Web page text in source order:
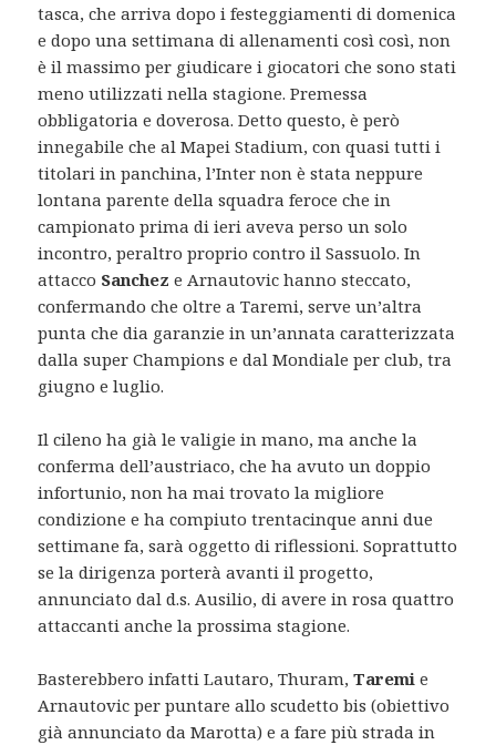
tasca, che arriva dopo i festeggiamenti di domenica
e dopo una settimana di allenamenti così così, non
è il massimo per giudicare i giocatori che sono stati
meno utilizzati nella stagione. Premessa
obbligatoria e doverosa. Detto questo, è però
innegabile che al Mapei Stadium, con quasi tutti i
titolari in panchina, l’Inter non è stata neppure
lontana parente della squadra feroce che in
campionato prima di ieri aveva perso un solo
incontro, peraltro proprio contro il Sassuolo. In
attacco Sanchez e Arnautovic hanno steccato,
confermando che oltre a Taremi, serve un’altra
punta che dia garanzie in un’annata caratterizzata
dalla super Champions e dal Mondiale per club, tra
giugno e luglio.
Il cileno ha già le valigie in mano, ma anche la
conferma dell’austriaco, che ha avuto un doppio
infortunio, non ha mai trovato la migliore
condizione e ha compiuto trentacinque anni due
settimane fa, sarà oggetto di riflessioni. Soprattutto
se la dirigenza porterà avanti il progetto,
annunciato dal d.s. Ausilio, di avere in rosa quattro
attaccanti anche la prossima stagione.
Basterebbero infatti Lautaro, Thuram,Taremie
Arnautovic per puntare allo scudetto bis (obiettivo
già annunciato da Marotta) e a fare più strada in